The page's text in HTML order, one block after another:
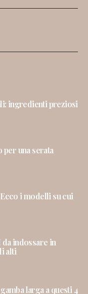
ingredienti preziosi
una serata
i modelli su cui
indossare in
alti
larga a questi 4